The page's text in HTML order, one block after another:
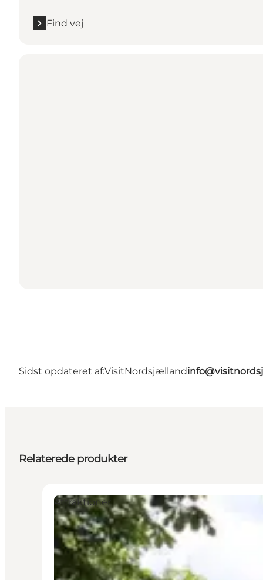
Find vej
Sidst opdateret af:VisitNordsjælland
Relaterede produkter
Attraktioner